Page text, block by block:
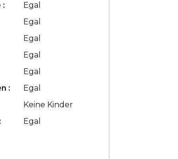
:
Egal
Egal
Egal
Egal
Egal
:
Egal
Keine Kinder
Egal